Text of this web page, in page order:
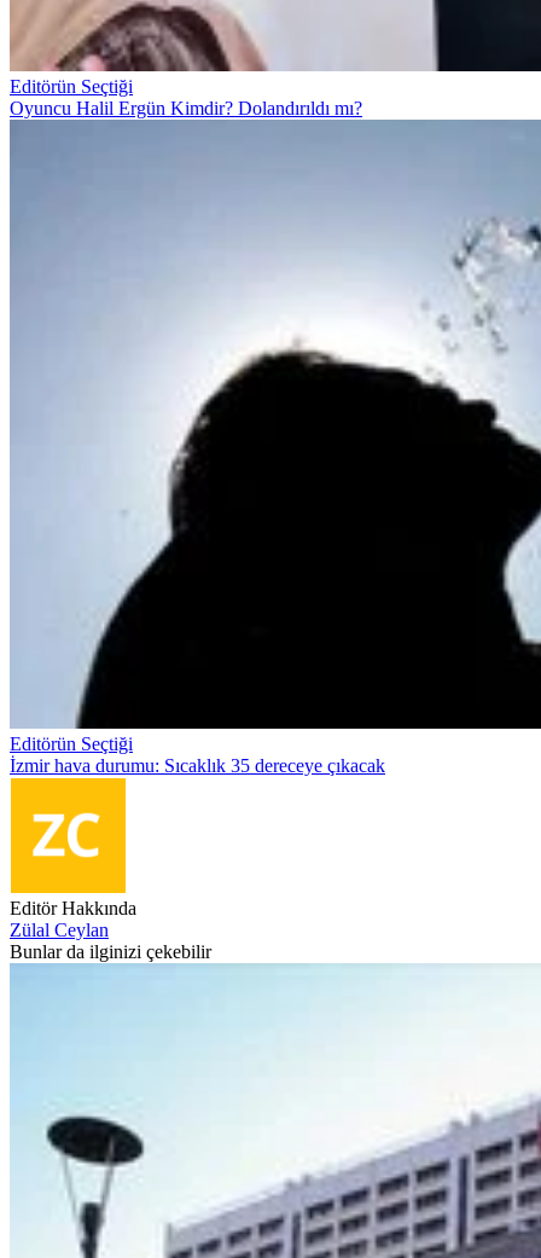
Editörün Seçtiği
Oyuncu Halil Ergün Kimdir? Dolandırıldı mı?
Editörün Seçtiği
İzmir hava durumu: Sıcaklık 35 dereceye çıkacak
Editör Hakkında
Zülal Ceylan
Bunlar da ilginizi çekebilir